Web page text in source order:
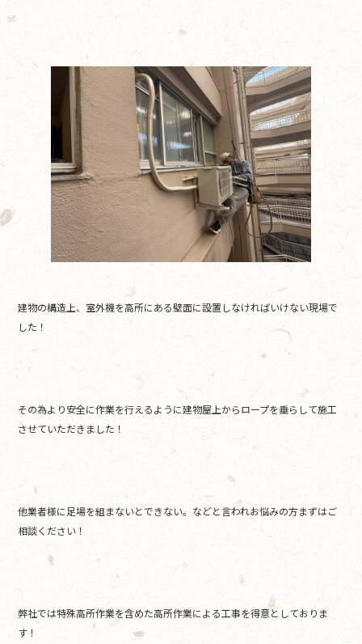
建物の構造上、室外機を高所にある壁面に設置しなければいけない現場で
した！
その為より安全に作業を行えるように建物屋上からロープを垂らして施工
させていただきました！
他業者様に足場を組まないとできない。などと言われお悩みの方まずはご
相談ください！
弊社では特殊高所作業を含めた高所作業による工事を得意としておりま
す！